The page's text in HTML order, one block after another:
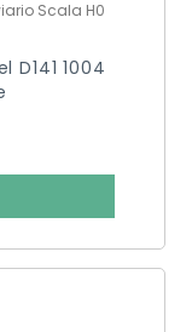
Scala H0
D141 1004